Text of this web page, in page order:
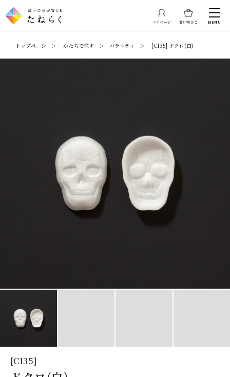
買い物かご
マイページ MENU
トップページ ＞ かたちで探す ＞ バラエティ ＞ [C135] ドクロ(白)
[C135]